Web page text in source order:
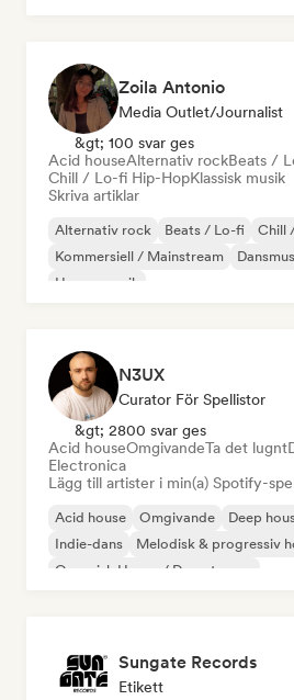
Zoila Antonio
Media Outlet/Journalist
&gt; 100 svar ges
Acid houseAlternativ rockBeats /
Chill / Lo-fi Hip-HopKlassisk musik
Skriva artiklar
Alternativ rock Beats / Lo-fi
Chill
Kommersiell / Mainstream
House-musik
N3UX
Curator För Spellistor
&gt; 2800 svar ges
Acid houseOmgivandeTa det lugnt
Electronica
Lägg till artister i min(a) Spotify-
Acid house Omgivande Deep
Indie-dans
Melodisk & progressiv
Organisk House / Downtempo
Sungate Records
Etikett